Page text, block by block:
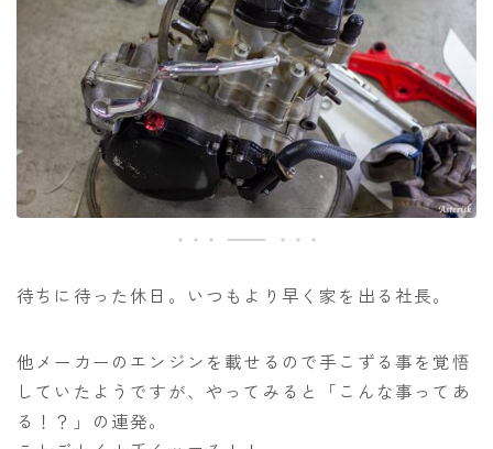
待ちに待った休日。いつもより早く家を出る社長。
他メーカーのエンジンを載せるので手こずる事を覚悟
していたようですが、やってみると「こんな事ってあ
る！？」の連発。